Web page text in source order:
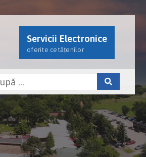
Servicii Electronice
oferite cetățenilor